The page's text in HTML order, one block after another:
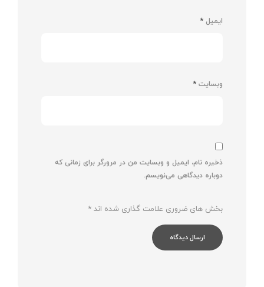
ایمیل *
وبسایت *
ذخیره نام، ایمیل و وبسایت من در مرورگر برای زمانی که
دوباره دیدگاهی می‌نویسم.
بخش های ضروری علامت گذاری شده اند *